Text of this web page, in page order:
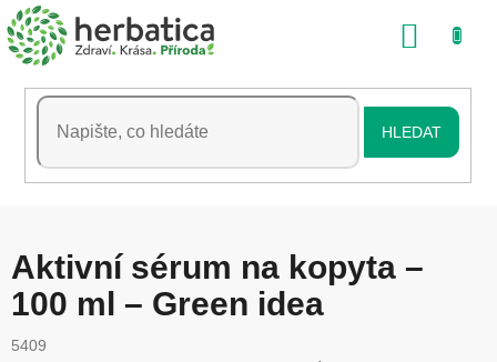
Přejít
na
obsah
HLEDAT
Aktivní sérum na kopyta –
100 ml – Green idea
5409